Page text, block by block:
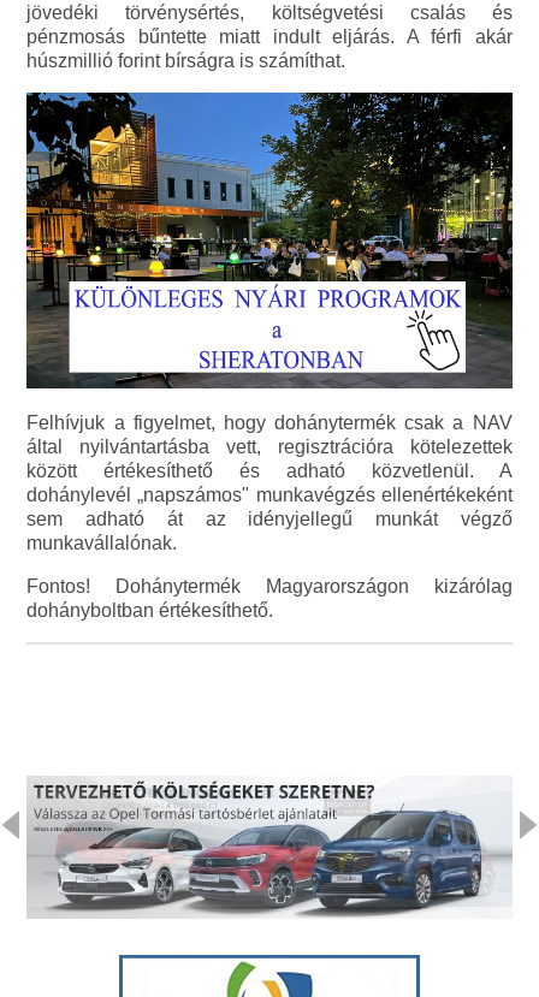
jövedéki törvénysértés, költségvetési csalás és
pénzmosás bűntette miatt indult eljárás. A férfi akár
húszmillió forint bírságra is számíthat.
Felhívjuk a figyelmet, hogy dohánytermék csak a NAV
által nyilvántartásba vett, regisztrációra kötelezettek
között értékesíthető és adható közvetlenül. A
dohánylevél „napszámos" munkavégzés ellenértékeként
sem adható át az idényjellegű munkát végző
munkavállalónak.
Fontos! Dohánytermék Magyarországon kizárólag
dohányboltban értékesíthető.